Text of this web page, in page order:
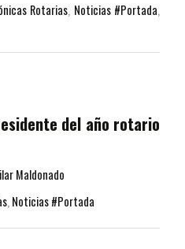
Rotarias, Noticias #Portada,
del año rotario
Maldonado
, Noticias #Portada